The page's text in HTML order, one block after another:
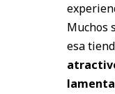
Muchos
esa